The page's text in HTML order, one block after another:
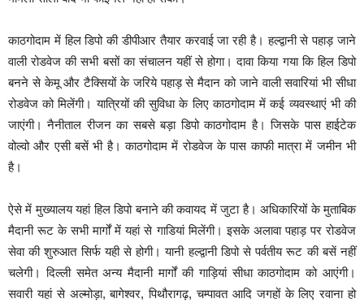
काठगोदाम में हिल डिपो की डीपीआर तैयार करवाई जा रही है। हल्द्वानी से पहाड़ जाने
वाली रोडवेज की सभी बसों का संचालन यहीं से होगा। दावा किया गया कि हिल डिपो
बनने से केमू और टैक्सियों के जरिये पहाड़ से मैदान को जाने वाली सवारियां भी सीधा
रोडवेज को मिलेंगी। यात्रियों की सुविधा के लिए काठगोदाम में कई व्यवस्थाएं भी की
जाएंगी। नैनीताल रीजन का सबसे बड़ा डिपो काठगोदाम है। जिसके पास हाईटेक
वोल्वो और एसी बसें भी है। काठगोदाम में रोडवेज के पास काफी मात्रा में जमीन भी
है।
ऐसे में मुख्यालय यहां हिल डिपो बनाने की कवायद में जुटा है। अधिकारियों के मुताबिक
मैदानी रूट के सभी मार्गों में यहां से गाडियां मिलेंगी। इसके अलावा पहाड़ पर रोडवेज
सेवा की शुरुआत सिर्फ यही से होगी। यानी हल्द्वानी डिपो से पर्वतीय रूट की बसें नहीं
चलेगी। दिल्ली समेत अन्य मैदानी मार्गों की गाड़ियां सीधा काठगोदाम को आएंगी।
सवारी यहां से अल्मोड़ा, बागेश्वर, पिथौरागढ़, चम्पावत आदि जगहों के लिए रवाना हो